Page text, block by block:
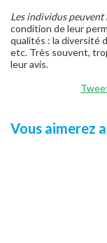
Les individus
condition de leur
qualités : la diversité
etc. Très souvent,
leur avis.
Vous aimerez